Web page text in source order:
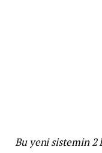
Bu yeni sistemin 2